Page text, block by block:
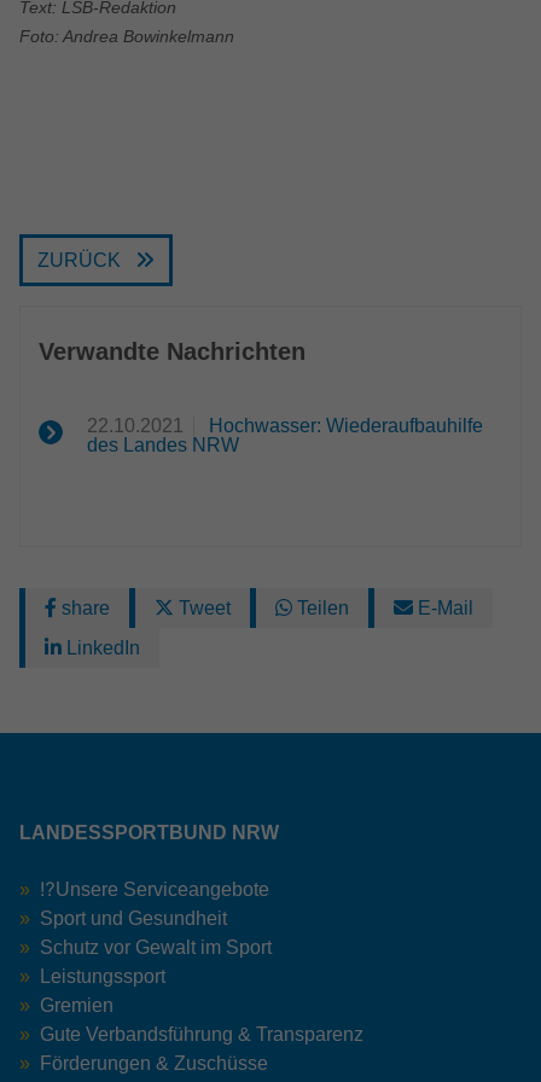
Text: LSB-Redaktion
Foto: Andrea Bowinkelmann
ZURÜCK
Verwandte Nachrichten
22.10.2021
Hochwasser: Wiederaufbauhilfe
des Landes NRW
share Tweet Teilen
E-Mail
LinkedIn
LANDESSPORTBUND NRW
⁉️Unsere Serviceangebote
Sport und Gesundheit
Schutz vor Gewalt im Sport
Leistungssport
Gremien
Gute Verbandsführung & Transparenz
Förderungen & Zuschüsse